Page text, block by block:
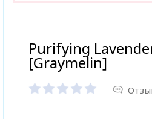
Purifying
[Graymelin]